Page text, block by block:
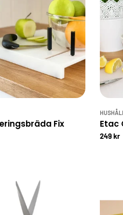
Fix Etac
249 kr